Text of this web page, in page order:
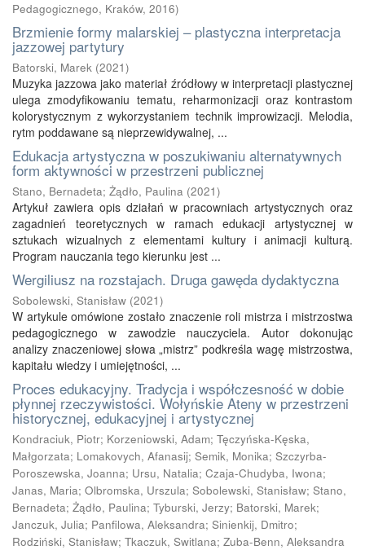
Pedagogicznego, Kraków, 2016)
Brzmienie formy malarskiej – plastyczna interpretacja
jazzowej partytury
Batorski, Marek (2021)
Muzyka jazzowa jako materiał źródłowy w interpretacji plastycznej
ulega zmodyfikowaniu tematu, reharmonizacji oraz kontrastom
kolorystycznym z wykorzystaniem technik improwizacji. Melodia,
rytm poddawane są nieprzewidywalnej, ...
Edukacja artystyczna w poszukiwaniu alternatywnych
form aktywności w przestrzeni publicznej
Stano, Bernadeta; Żądło, Paulina (2021)
Artykuł zawiera opis działań w pracowniach artystycznych oraz
zagadnień teoretycznych w ramach edukacji artystycznej w
sztukach wizualnych z elementami kultury i animacji kulturą.
Program nauczania tego kierunku jest ...
Wergiliusz na rozstajach. Druga gawęda dydaktyczna
Sobolewski, Stanisław (2021)
W artykule omówione zostało znaczenie roli mistrza i mistrzostwa
pedagogicznego w zawodzie nauczyciela. Autor dokonując
analizy znaczeniowej słowa „mistrz” podkreśla wagę mistrzostwa,
kapitału wiedzy i umiejętności, ...
Proces edukacyjny. Tradycja i współczesność w dobie
płynnej rzeczywistości. Wołyńskie Ateny w przestrzeni
historycznej, edukacyjnej i artystycznej
Kondraciuk, Piotr; Korzeniowski, Adam; Tęczyńska-Kęska,
Małgorzata; Lomakovych, Afanasij; Semik, Monika; Szczyrba-
Poroszewska, Joanna; Ursu, Natalia; Czaja-Chudyba, Iwona;
Janas, Maria; Olbromska, Urszula; Sobolewski, Stanisław; Stano,
Bernadeta; Żądło, Paulina; Tyburski, Jerzy; Batorski, Marek;
Janczuk, Julia; Panfilowa, Aleksandra; Sinienkij, Dmitro;
Rodziński, Stanisław; Tkaczuk, Switlana; Zuba-Benn, Aleksandra